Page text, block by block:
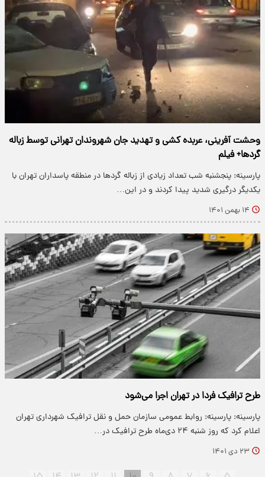
وحشت آفرینی، عربده کشی و تهدید جان شهروندان تهرانی توسط زباله
گردها+ فیلم
پارسینه: پنجشنبه شب تعداد زیادی از زباله گردها در منطقه پاسداران تهران با
یکدیگر درگیری شدید پیدا کردند و در این…
۱۴ بهمن ۱۴۰۱
طرح ترافیک فردا در تهران اجرا می‎‌شود
پارسینه: پارسینه: روابط عمومی سازمان حمل و نقل ترافیک شهرداری تهران
اعلام کرد که روز شنبه ۲۴ دی‌ماه طرح ترافیک در…
۲۳ دی ۱۴۰۱